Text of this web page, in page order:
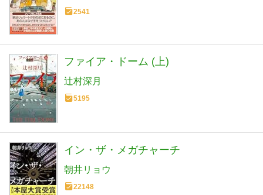
2541
ファイア・ドーム (上)
辻村深月
5195
イン・ザ・メガチャーチ
朝井リョウ
22148